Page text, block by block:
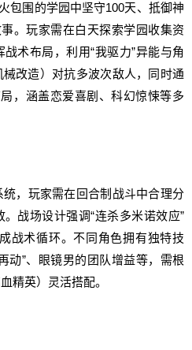
围的学园中坚守100天、抵御神
。玩家需在白天探索学园收集资
术布局，利用“我驱力”异能与角
改造）对抗多波次敌人，同时通
，涵盖恋爱喜剧、科幻惊悚等多
，玩家需在回合制战斗中合理分
战场设计强调“连杀多米诺效应”
术循环。不同角色拥有独特技
动”、眼镜男的团队增益等，需根
精英）灵活搭配。